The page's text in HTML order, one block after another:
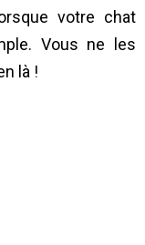
votre chat
Vous ne les
là !